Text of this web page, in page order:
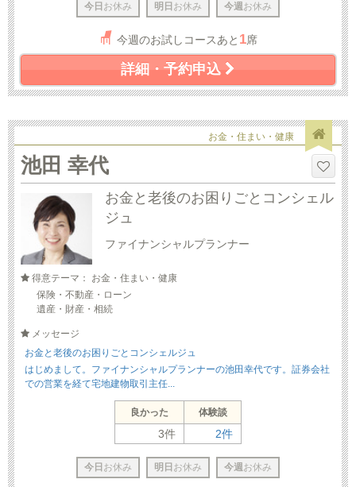
今日 お休み 明日 お休み 今週 お休み
今週のお試しコースあと 1席
詳細・予約申込
お金・住まい・健康
池田 幸代
お金と老後のお困りごとコンシェル
ジュ
ファイナンシャルプランナー
得意テーマ： お金・住まい・健康
保険・不動産・ローン
遺産・財産・相続
メッセージ
お金と老後のお困りごとコンシェルジュ
はじめまして。ファイナンシャルプランナーの池田幸代です。証券会社
での営業を経て宅地建物取引主任...
良かった 体験談
3件 2件
今日 お休み 明日 お休み 今週 お休み